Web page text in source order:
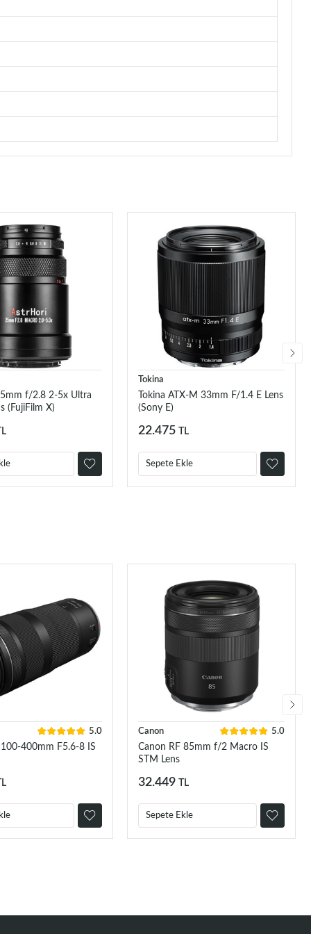
f/2.8 2-5x Ultra
(FujiFilm X)
Tokina
Tokina ATX-M 33mm F/1.4 E Lens
(Sony E)
22.475 TL
Sepete Ekle
5.0
400mm F5.6-8 IS
Canon 5.0
Canon RF 85mm f/2 Macro IS
STM Lens
32.449 TL
Sepete Ekle